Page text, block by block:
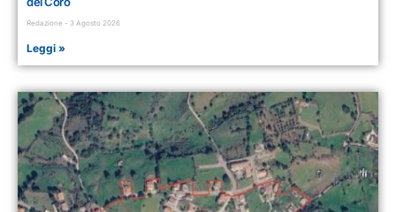
Redazione 3 Agosto 2026
Leggi »